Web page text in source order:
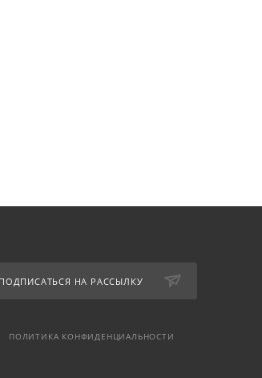
ПОДПИСАТЬСЯ НА РАССЫЛКУ
ПОЛИТИКА КОНФИДЕНЦИАЛЬНОСТИ